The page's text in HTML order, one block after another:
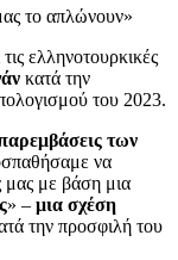
το απλώνουν»
τις ελληνοτουρκικές
κατά την
του 2023.
των
να
μας με βάση μια
» – μια σχέση
την προσφιλή του